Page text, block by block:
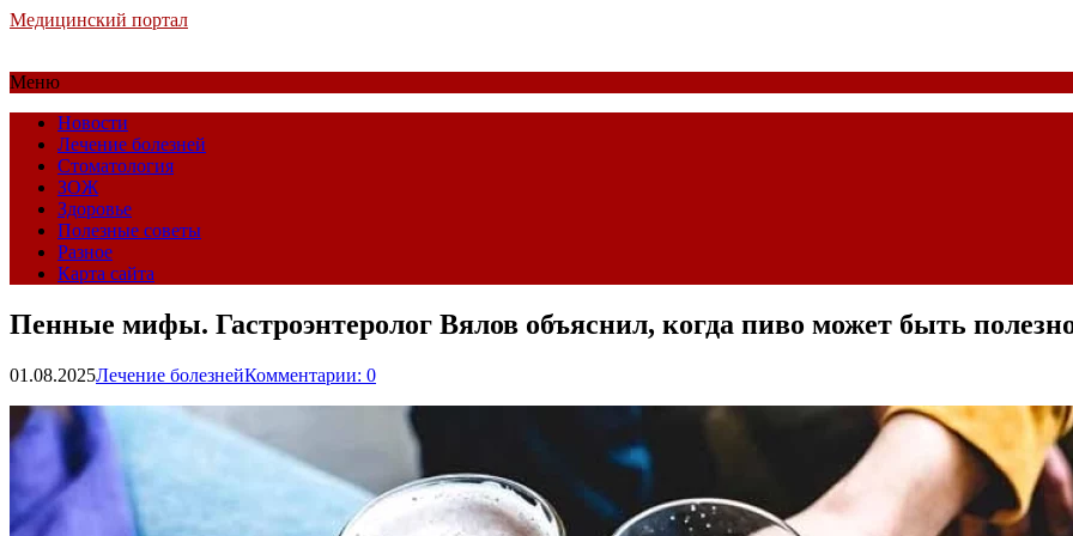
Медицинский портал
Меню
Новости
Лечение болезней
Стоматология
ЗОЖ
Здоровье
Полезные советы
Разное
Карта сайта
Пенные мифы. Гастроэнтеролог Вялов объяснил, когда пиво может быть
01.08.2025Лечение болезнейКомментарии: 0